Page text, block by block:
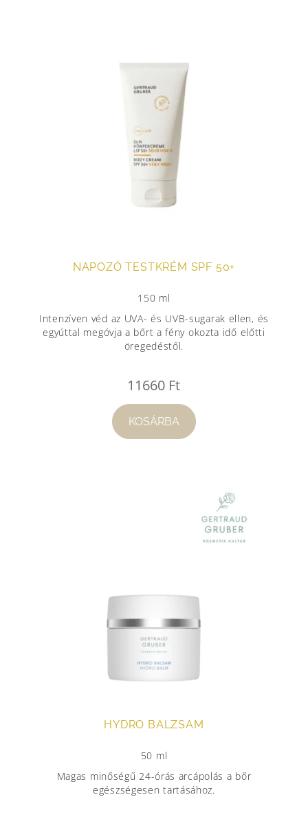
NAPOZÓ TESTKRÉM SPF 50+
150 ml
Intenzíven véd az UVA- és UVB-sugarak ellen, és
egyúttal megóvja a bőrt a fény okozta idő előtti
öregedéstől.
11660 Ft
KOSÁRBA
HYDRO BALZSAM
50 ml
Magas minőségű 24-órás arcápolás a bőr
egészségesen tartásához.